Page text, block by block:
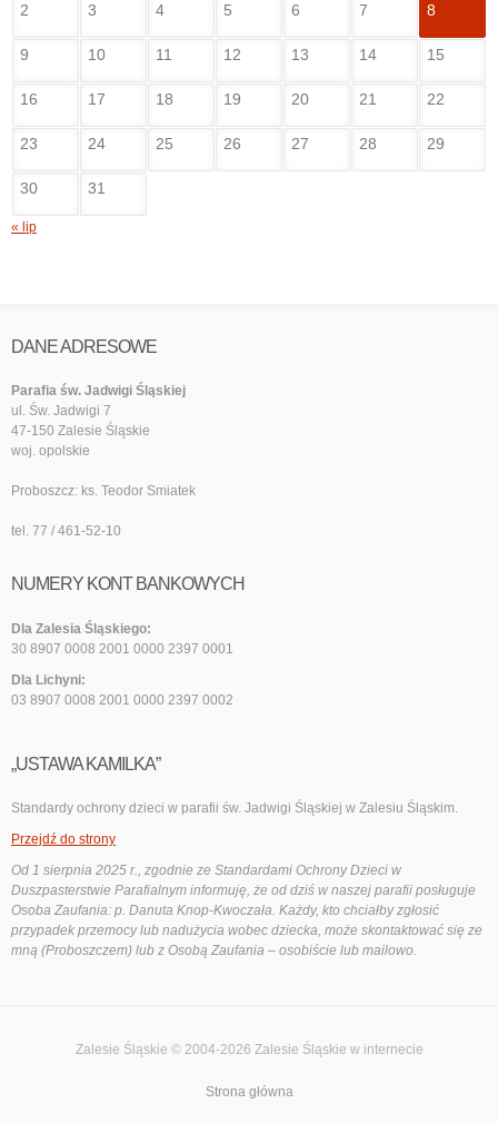
2 3 4 5 6 7 8
9 10 11 12 13 14 15
16 17 18 19 20 21 22
23 24 25 26 27 28 29
30 31
« lip
DANE ADRESOWE
Parafia św. Jadwigi Śląskiej
ul. Św. Jadwigi 7
47-150 Zalesie Śląskie
woj. opolskie
Proboszcz: ks. Teodor Smiatek
tel. 77 / 461-52-10
NUMERY KONT BANKOWYCH
Dla Zalesia Śląskiego:
30 8907 0008 2001 0000 2397 0001
Dla Lichyni:
03 8907 0008 2001 0000 2397 0002
„USTAWA KAMILKA”
Standardy ochrony dzieci w parafii św. Jadwigi Śląskiej w Zalesiu Śląskim.
Przejdź do strony
Od 1 sierpnia 2025 r., zgodnie ze Standardami Ochrony Dzieci w
Duszpasterstwie Parafialnym informuję, że od dziś w naszej parafii posługuje
Osoba Zaufania: p. Danuta Knop-Kwoczała. Każdy, kto chciałby zgłosić
przypadek przemocy lub nadużycia wobec dziecka, może skontaktować się ze
mną (Proboszczem) lub z Osobą Zaufania – osobiście lub mailowo.
Zalesie Śląskie © 2004-2026 Zalesie Śląskie w internecie
Strona główna